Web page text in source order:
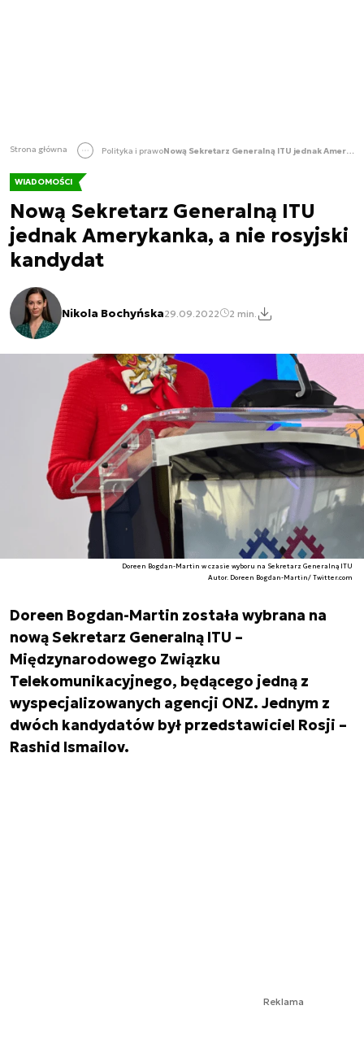
Strona główna Polityka i prawo Nową Sekretarz Generalną ITU jednak Amerykanka, a nie rosyjski kandydat
WIADOMOŚCI
Nową Sekretarz Generalną ITU
jednak Amerykanka, a nie rosyjski
kandydat
Nikola Bochyńska29.09.2022 2 min.
Doreen Bogdan-Martin w czasie wyboru na Sekretarz Generalną ITU
Autor. Doreen Bogdan-Martin/ Twitter.com
Doreen Bogdan-Martin została wybrana na
nową Sekretarz Generalną ITU –
Międzynarodowego Związku
Telekomunikacyjnego, będącego jedną z
wyspecjalizowanych agencji ONZ. Jednym z
dwóch kandydatów był przedstawiciel Rosji –
Rashid Ismailov.
Reklama